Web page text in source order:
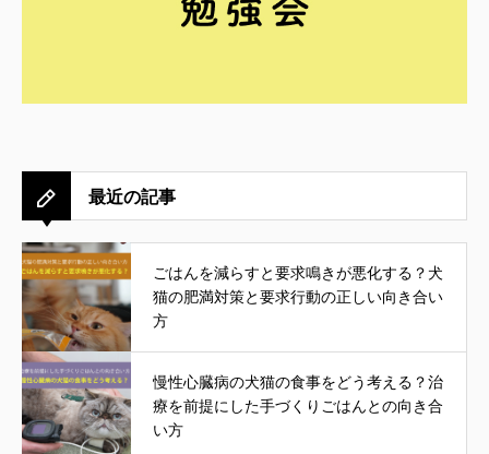
最近の記事
ごはんを減らすと要求鳴きが悪化する？犬
猫の肥満対策と要求行動の正しい向き合い
方
慢性心臓病の犬猫の食事をどう考える？治
療を前提にした手づくりごはんとの向き合
い方